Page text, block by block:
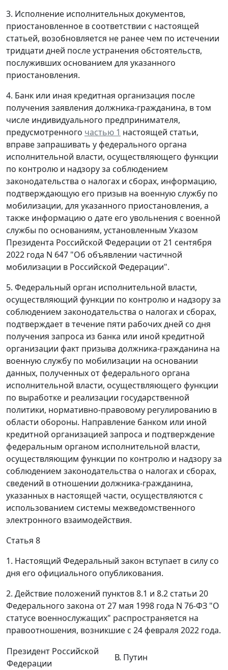
3. Исполнение исполнительных документов,
приостановленное в соответствии с настоящей
статьей, возобновляется не ранее чем по истечении
тридцати дней после устранения обстоятельств,
послуживших основанием для указанного
приостановления.
4. Банк или иная кредитная организация после
получения заявления должника-гражданина, в том
числе индивидуального предпринимателя,
предусмотренного частью 1 настоящей статьи,
вправе запрашивать у федерального органа
исполнительной власти, осуществляющего функции
по контролю и надзору за соблюдением
законодательства о налогах и сборах, информацию,
подтверждающую его призыв на военную службу по
мобилизации, для указанного приостановления, а
также информацию о дате его увольнения с военной
службы по основаниям, установленным Указом
Президента Российской Федерации от 21 сентября
2022 года N 647 "Об объявлении частичной
мобилизации в Российской Федерации".
5. Федеральный орган исполнительной власти,
осуществляющий функции по контролю и надзору за
соблюдением законодательства о налогах и сборах,
подтверждает в течение пяти рабочих дней со дня
получения запроса из банка или иной кредитной
организации факт призыва должника-гражданина на
военную службу по мобилизации на основании
данных, полученных от федерального органа
исполнительной власти, осуществляющего функции
по выработке и реализации государственной
политики, нормативно-правовому регулированию в
области обороны. Направление банком или иной
кредитной организацией запроса и подтверждение
федеральным органом исполнительной власти,
осуществляющим функции по контролю и надзору за
соблюдением законодательства о налогах и сборах,
сведений в отношении должника-гражданина,
указанных в настоящей части, осуществляются с
использованием системы межведомственного
электронного взаимодействия.
Статья 8
1. Настоящий Федеральный закон вступает в силу со
дня его официального опубликования.
2. Действие положений пунктов 8.1 и 8.2 статьи 20
Федерального закона от 27 мая 1998 года N 76-ФЗ "О
статусе военнослужащих" распространяется на
правоотношения, возникшие с 24 февраля 2022 года.
Президент Российской
Федерации
В. Путин